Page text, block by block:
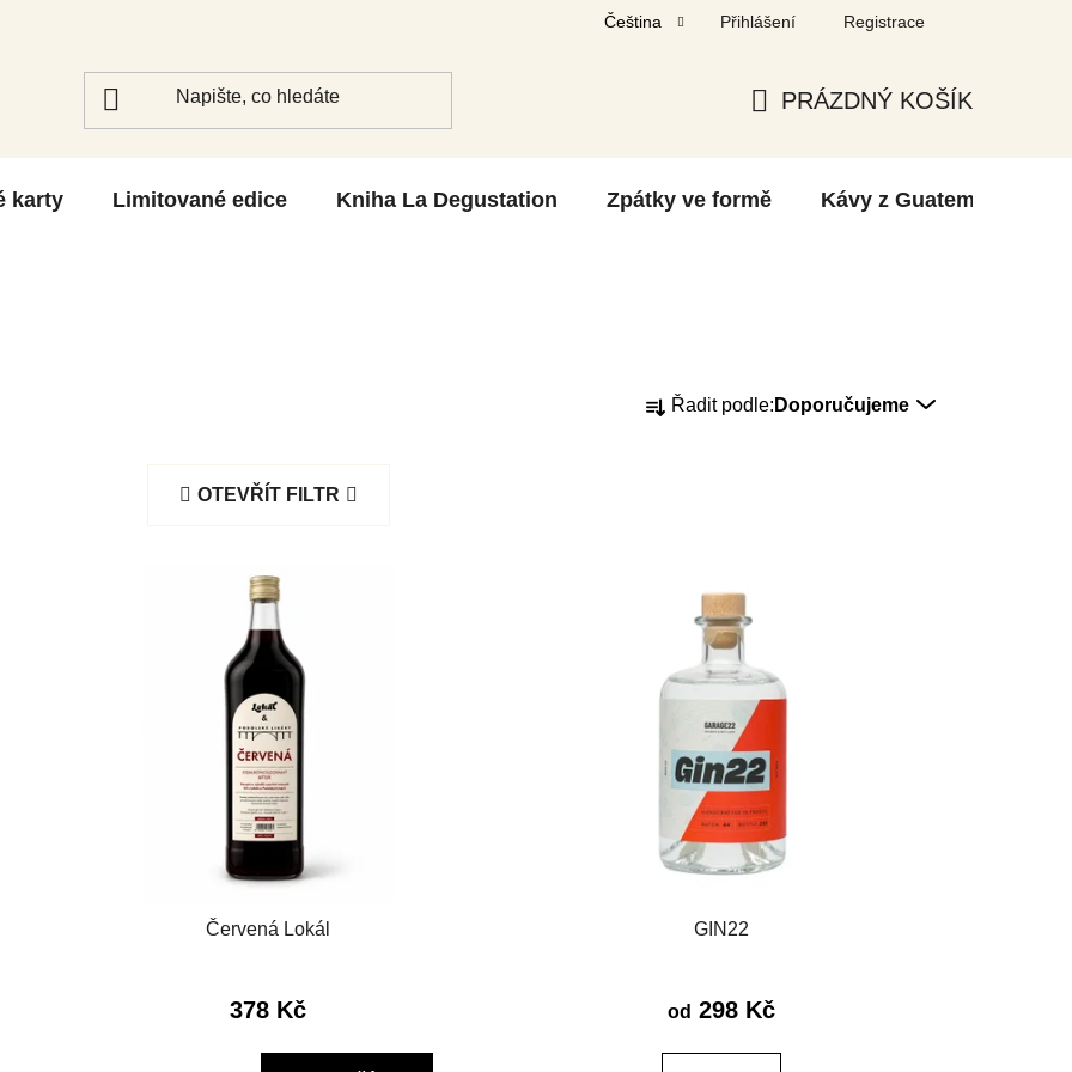
Čeština Přihlášení Registrace
KOŠÍK
PRÁZDNÝ KOŠÍK
karty Limitované edice Kniha La Degustation Zpátky ve formě Kávy z Guatemaly
a
u
Řadit podle: Doporučujeme
OTEVŘÍT FILTR
Červená Lokál
378 Kč
GIN22
od 298 Kč